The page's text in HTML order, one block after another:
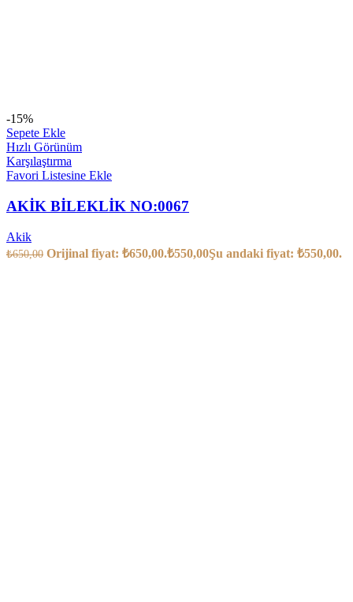
-15%
Sepete Ekle
Hızlı Görünüm
Karşılaştırma
Favori Listesine Ekle
AKİK BİLEKLİK NO:0067
Akik
₺650,00 Orijinal fiyat: ₺650,00.₺550,00Şu andaki fiyat: ₺550,00.